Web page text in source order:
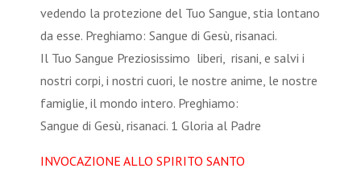
vedendo la protezione del Tuo Sangue, stia lontano
da esse. Preghiamo: Sangue di Gesù, risanaci.
Il Tuo Sangue Preziosissimo liberi, risani, e salvi i
nostri corpi, i nostri cuori, le nostre anime, le nostre
famiglie, il mondo intero. Preghiamo:
Sangue di Gesù, risanaci. 1 Gloria al Padre
INVOCAZIONE ALLO SPIRITO SANTO